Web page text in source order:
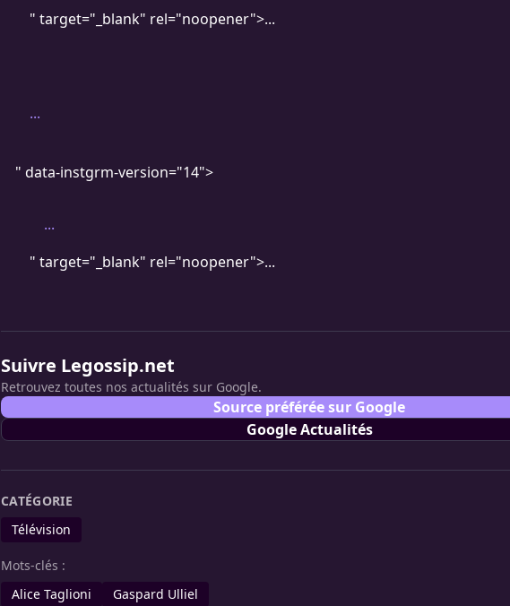
" target="_blank" rel="noopener">...
...
" data-instgrm-version="14">
...
" target="_blank" rel="noopener">...
Suivre Legossip.net
Retrouvez toutes nos actualités sur Google.
Source préférée sur Google
Google Actualités
CATÉGORIE
Télévision
Mots-clés :
Alice Taglioni
Gaspard Ulliel